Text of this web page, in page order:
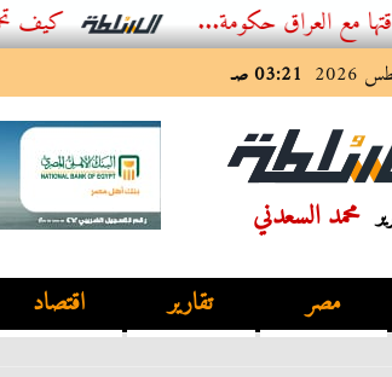
حكومة... كيف تحمي منزلك
03:21 صـ
محمد السعدني
مصر تقارير اقتصاد